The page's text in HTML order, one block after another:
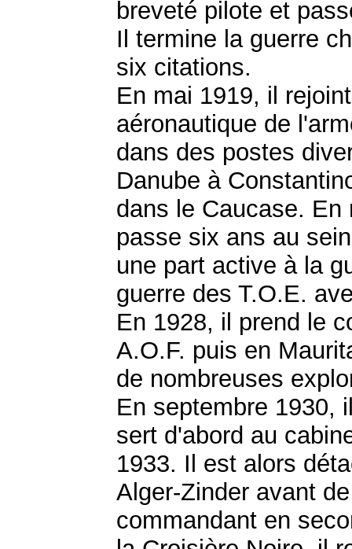
breveté pilote et
Il termine la guerre
six citations.
En mai 1919, il
aéronautique de
dans des postes
Danube à
dans le Caucase.
passe six ans au
une part active à la
guerre des T.O.E.
En 1928, il prend le
A.O.F. puis en
de nombreuses
En septembre 1930,
sert d'abord au
1933. Il est alors
Alger-Zinder avant
commandant en